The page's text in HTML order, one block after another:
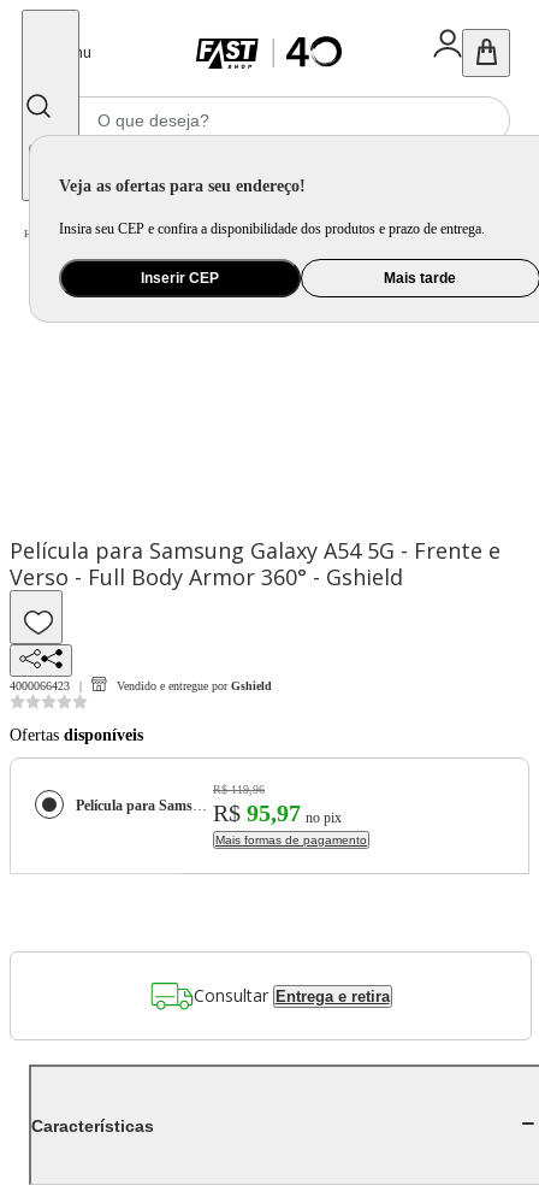
Menu
Veja as ofertas para seu endereço!
Insira seu CEP e confira a disponibilidade dos produtos e prazo de entrega.
Inserir CEP Mais tarde
Home Celular Tablet e Smartwatch / Acessório para Celular e Tablet
Película para Samsung Galaxy A54 5G - Frente e
Verso - Full Body Armor 360° - Gshield
4000066423 Vendido e entregue por Gshield
Ofertas disponíveis
Película para Samsung Galaxy A54 5G - Frente e Verso - Full Body Armor 360° - Gshield
R$ 119,96
R$ 95,97 no pix
Mais formas de pagamento
Consultar Entrega e retira
Características